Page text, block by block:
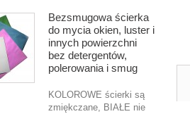
Bezsmugowa ścierka
do mycia okien, luster i
innych powierzchni
bez detergentów,
polerowania i smug
KOLOROWE ścierki są
zmiękczane, BIAŁE nie